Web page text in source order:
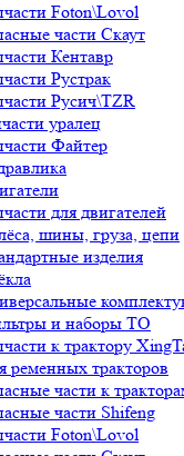
Foton\Lovol
части Скаут
Кентавр
Рустрак
Русич\TZR
уралец
Файтер
для двигателей
шины, груза, цепи
изделия
и наборы ТО
к трактору
ременных тракторов
части к
части Shifeng
Foton\Lovol